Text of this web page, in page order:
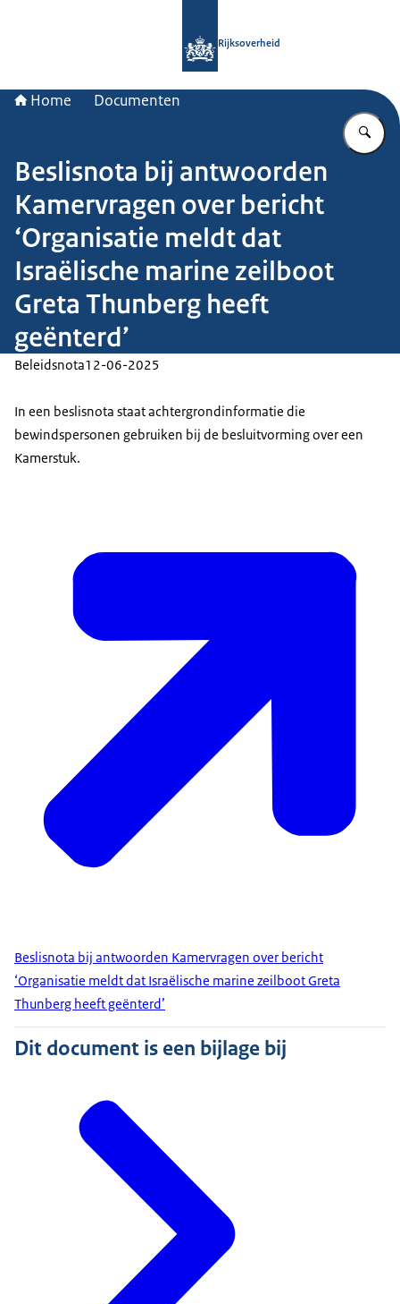
Rijksoverheid
Home Documenten
Beslisnota bij antwoorden
Kamervragen over bericht
‘Organisatie meldt dat
Israëlische marine zeilboot
Greta Thunberg heeft
geënterd’
Beleidsnota12-06-2025
In een beslisnota staat achtergrondinformatie die
bewindspersonen gebruiken bij de besluitvorming over een
Kamerstuk.
Beslisnota bij antwoorden Kamervragen over bericht
‘Organisatie meldt dat Israëlische marine zeilboot Greta
Thunberg heeft geënterd’
Dit document is een bijlage bij